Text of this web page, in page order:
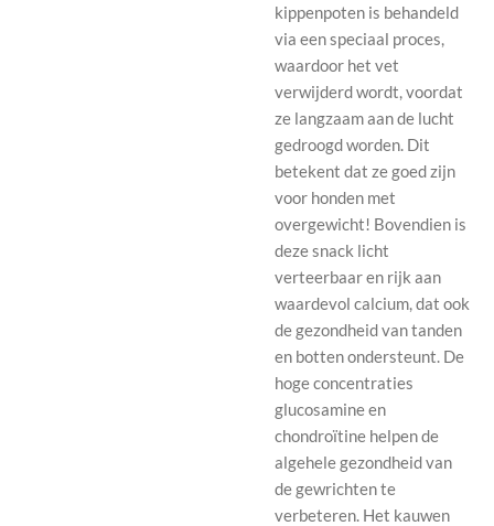
kippenpoten is behandeld
via een speciaal proces,
waardoor het vet
verwijderd wordt, voordat
ze langzaam aan de lucht
gedroogd worden. Dit
betekent dat ze goed zijn
voor honden met
overgewicht! Bovendien is
deze snack licht
verteerbaar en rijk aan
waardevol calcium, dat ook
de gezondheid van tanden
en botten ondersteunt. De
hoge concentraties
glucosamine en
chondroïtine helpen de
algehele gezondheid van
de gewrichten te
verbeteren. Het kauwen